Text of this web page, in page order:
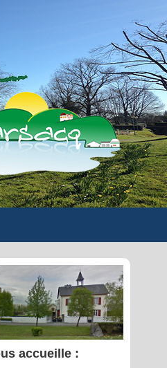
accueille :